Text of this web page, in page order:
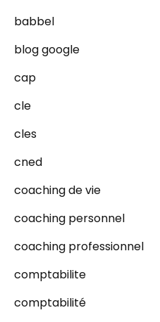
babbel
blog google
cap
cle
cles
cned
coaching de vie
coaching personnel
coaching professionnel
comptabilite
comptabilité